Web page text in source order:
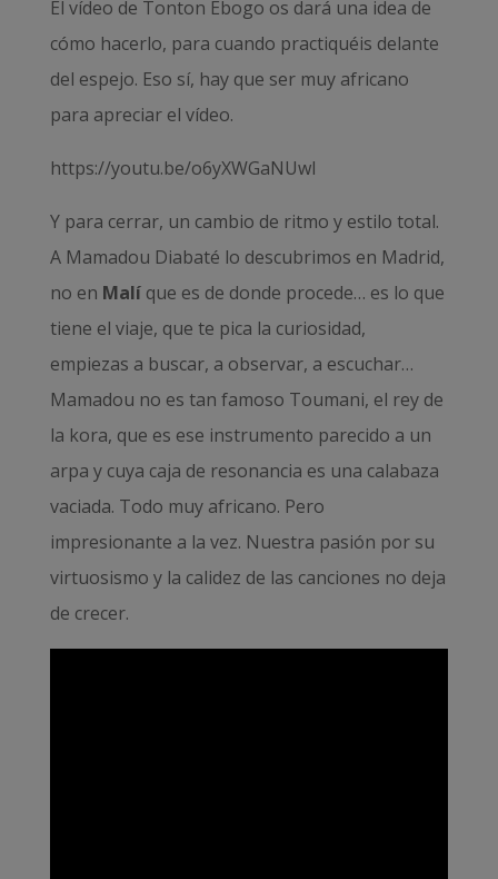
El vídeo de Tonton Ebogo os dará una idea de
cómo hacerlo, para cuando practiquéis delante
del espejo. Eso sí, hay que ser muy africano
para apreciar el vídeo.
https://youtu.be/o6yXWGaNUwI
Y para cerrar, un cambio de ritmo y estilo total.
A Mamadou Diabaté lo descubrimos en Madrid,
no en Malíque es de donde procede… es lo que
tiene el viaje, que te pica la curiosidad,
empiezas a buscar, a observar, a escuchar…
Mamadou no es tan famoso Toumani, el rey de
la kora, que es ese instrumento parecido a un
arpa y cuya caja de resonancia es una calabaza
vaciada. Todo muy africano. Pero
impresionante a la vez. Nuestra pasión por su
virtuosismo y la calidez de las canciones no deja
de crecer.